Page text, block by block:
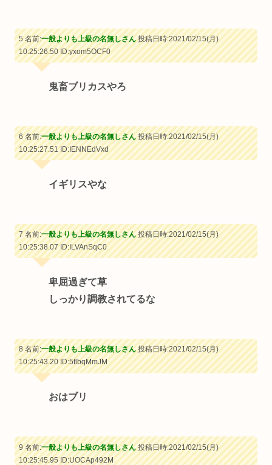
5 名前:一般よりも上級の名無しさん投稿日時:2021/02/15(月)
10:25:26.50ID:yxom5OCF0
鬼畜ブリカスやろ
6 名前:一般よりも上級の名無しさん投稿日時:2021/02/15(月)
10:25:27.51ID:IENNEdVxd
イギリスやな
7 名前:一般よりも上級の名無しさん投稿日時:2021/02/15(月)
10:25:38.07ID:ILVAnSqC0
卑屈過ぎて草
しっかり調教されてるな
8 名前:一般よりも上級の名無しさん投稿日時:2021/02/15(月)
10:25:43.20ID:5flbqMmJM
おはブリ
9 名前:一般よりも上級の名無しさん投稿日時:2021/02/15(月)
10:25:45.95ID:UOCAp492M